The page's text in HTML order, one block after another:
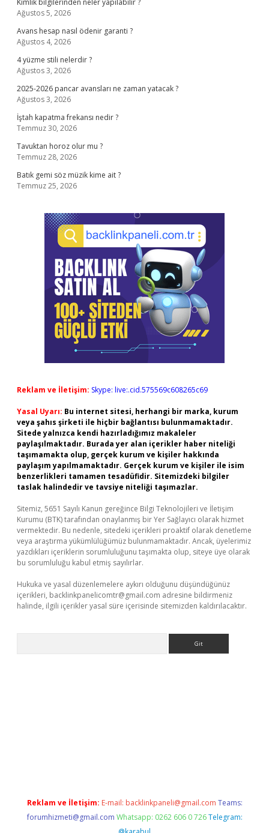
Kimlik bilgilerinden neler yapılabilir ?
Ağustos 5, 2026
Avans hesap nasıl ödenir garanti ?
Ağustos 4, 2026
4 yüzme stili nelerdir ?
Ağustos 3, 2026
2025-2026 pancar avansları ne zaman yatacak ?
Ağustos 3, 2026
İştah kapatma frekansı nedir ?
Temmuz 30, 2026
Tavuktan horoz olur mu ?
Temmuz 28, 2026
Batık gemi söz müzik kime ait ?
Temmuz 25, 2026
Reklam ve İletişim: Skype: live:.cid.575569c608265c69
Yasal Uyarı: Bu internet sitesi, herhangi bir marka, kurum
veya şahıs şirketi ile hiçbir bağlantısı bulunmamaktadır.
Sitede yalnızca kendi hazırladığımız makaleler
paylaşılmaktadır. Burada yer alan içerikler haber niteliği
taşımamakta olup, gerçek kurum ve kişiler hakkında
paylaşım yapılmamaktadır. Gerçek kurum ve kişiler ile isim
benzerlikleri tamamen tesadüfidir. Sitemizdeki bilgiler
taslak halindedir ve tavsiye niteliği taşımazlar.
Sitemiz, 5651 Sayılı Kanun gereğince Bilgi Teknolojileri ve İletişim
Kurumu (BTK) tarafından onaylanmış bir Yer Sağlayıcı olarak hizmet
vermektedir. Bu nedenle, sitedeki içerikleri proaktif olarak denetleme
veya araştırma yükümlülüğümüz bulunmamaktadır. Ancak, üyelerimiz
yazdıkları içeriklerin sorumluluğunu taşımakta olup, siteye üye olarak
bu sorumluluğu kabul etmiş sayılırlar.
Hukuka ve yasal düzenlemelere aykırı olduğunu düşündüğünüz
içerikleri, backlinkpanelicomtr@gmail.com adresine bildirmeniz
halinde, ilgili içerikler yasal süre içerisinde sitemizden kaldırılacaktır.
Reklam ve İletişim: E-mail: backlinkpaneli@gmail.com Teams:
forumhizmeti@gmail.com Whatsapp: 0262 606 0 726 Telegram: